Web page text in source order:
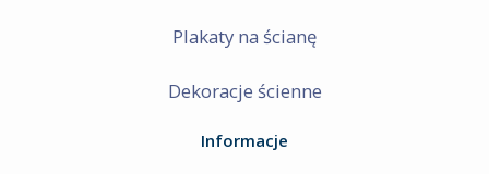
Plakaty na ścianę
Dekoracje ścienne
Informacje